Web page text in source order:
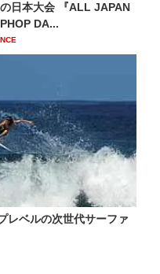
の日本大会 『ALL JAPAN
DA...
レベルの次世代サーファ